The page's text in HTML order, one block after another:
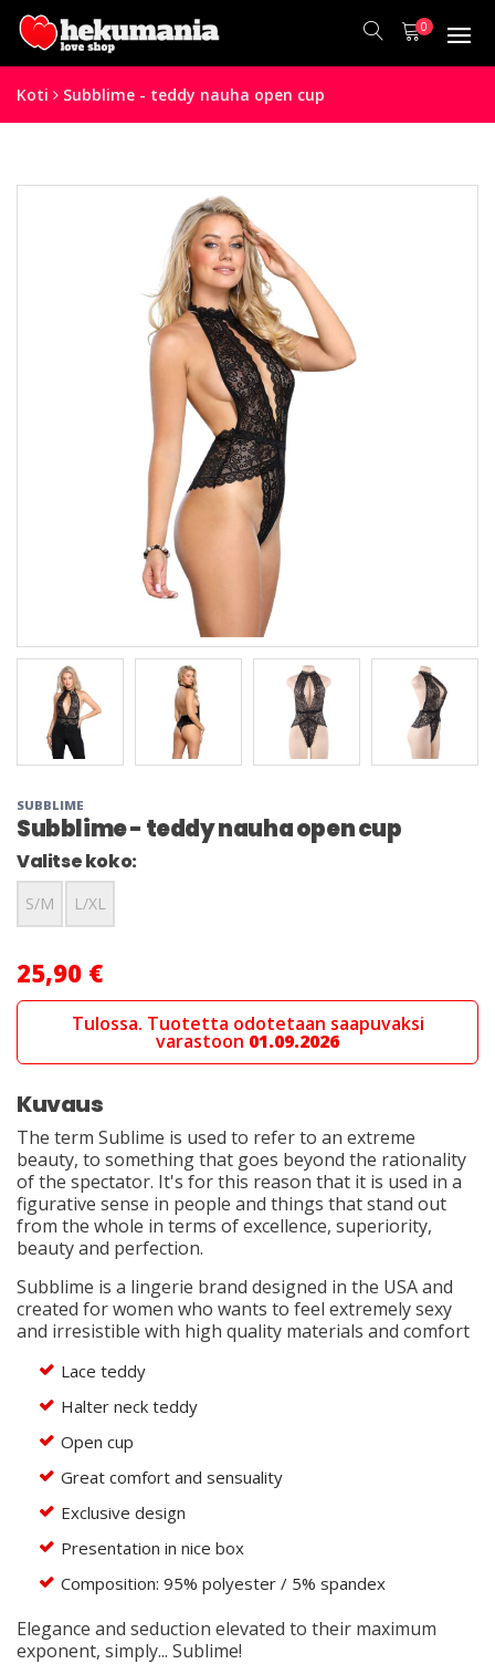
0
Koti Subblime - teddy nauha open cup
SUBBLIME
Subblime - teddy nauha open cup
Valitse koko:
S/M L/XL
25,90 €
Tulossa. Tuotetta odotetaan saapuvaksi
varastoon 01.09.2026
Kuvaus
The term Sublime is used to refer to an extreme
beauty, to something that goes beyond the rationality
of the spectator. It's for this reason that it is used in a
figurative sense in people and things that stand out
from the whole in terms of excellence, superiority,
beauty and perfection.
Subblime is a lingerie brand designed in the USA and
created for women who wants to feel extremely sexy
and irresistible with high quality materials and comfort
Lace teddy
Halter neck teddy
Open cup
Great comfort and sensuality
Exclusive design
Presentation in nice box
Composition: 95% polyester / 5% spandex
Elegance and seduction elevated to their maximum
exponent, simply... Sublime!